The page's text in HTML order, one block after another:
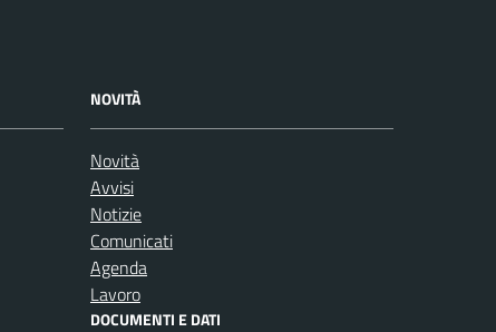
NOVITÀ
Novità
Avvisi
Notizie
Comunicati
Agenda
Lavoro
DOCUMENTI E DATI